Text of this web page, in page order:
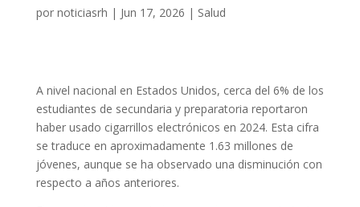
por noticiasrh | Jun 17, 2026 | Salud
A nivel nacional en Estados Unidos, cerca del 6% de los
estudiantes de secundaria y preparatoria reportaron
haber usado cigarrillos electrónicos en 2024. Esta cifra
se traduce en aproximadamente 1.63 millones de
jóvenes, aunque se ha observado una disminución con
respecto a años anteriores.